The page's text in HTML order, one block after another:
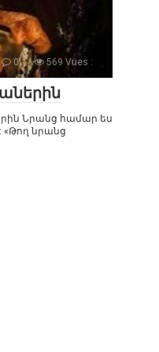
0 569 Vues :
Նրանց համար ես
«Թող նրանց